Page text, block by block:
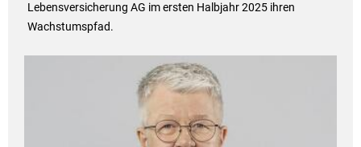
Lebensversicherung AG im ersten Halbjahr 2025 ihren
Wachstumspfad.